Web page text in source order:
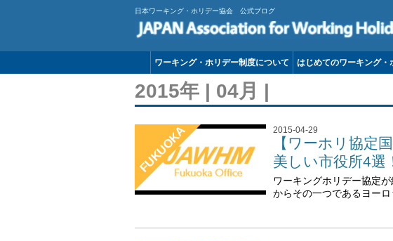
日本ワーキング・ホリデー協会 公式ブログ
ワーキング・ホリデー制度について はじめてのワーキング・
2015年 | 04月 |
FUKUOKA 2015-04-29
【ワーホリ協定
美しい市役所4選
ワーキングホリデー協定
からその一つであるヨー